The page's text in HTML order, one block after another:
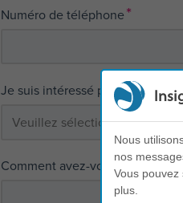
Numéro de téléphone*
Je suis intéressé par**
Comment avez-vous entendu
Nous
nos
Vous
plus.